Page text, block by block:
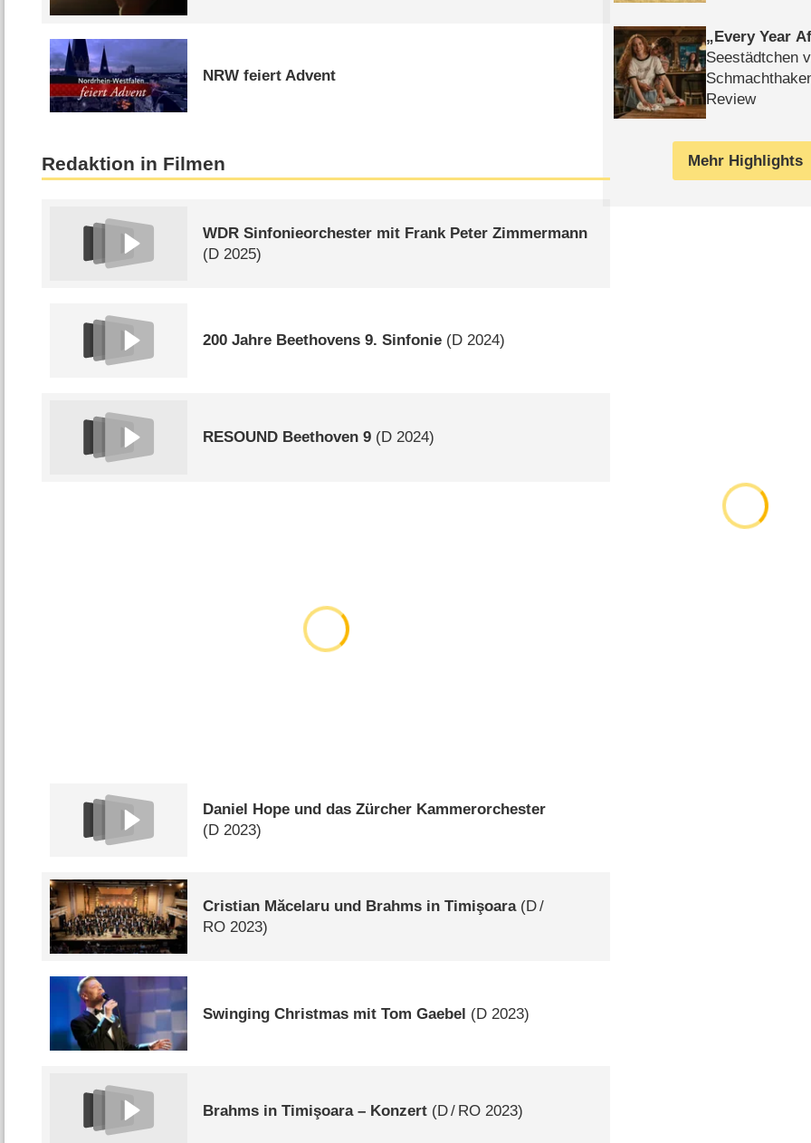
NRW feiert Advent
Redaktion in Filmen
WDR Sinfonieorchester mit Frank Peter Zimmermann
(D 2025)
200 Jahre Beethovens 9. Sinfonie (D 2024)
RESOUND Beethoven 9 (D 2024)
Daniel Hope und das Zürcher Kammerorchester
(D 2023)
Cristian Măcelaru und Brahms in Timişoara(D/
RO 2023)
Swinging Christmas mit Tom Gaebel (D 2023)
Brahms in Timişoara – Konzert (D/ RO 2023)
Every Year
Seestädtchen
Review
Mehr Highlights